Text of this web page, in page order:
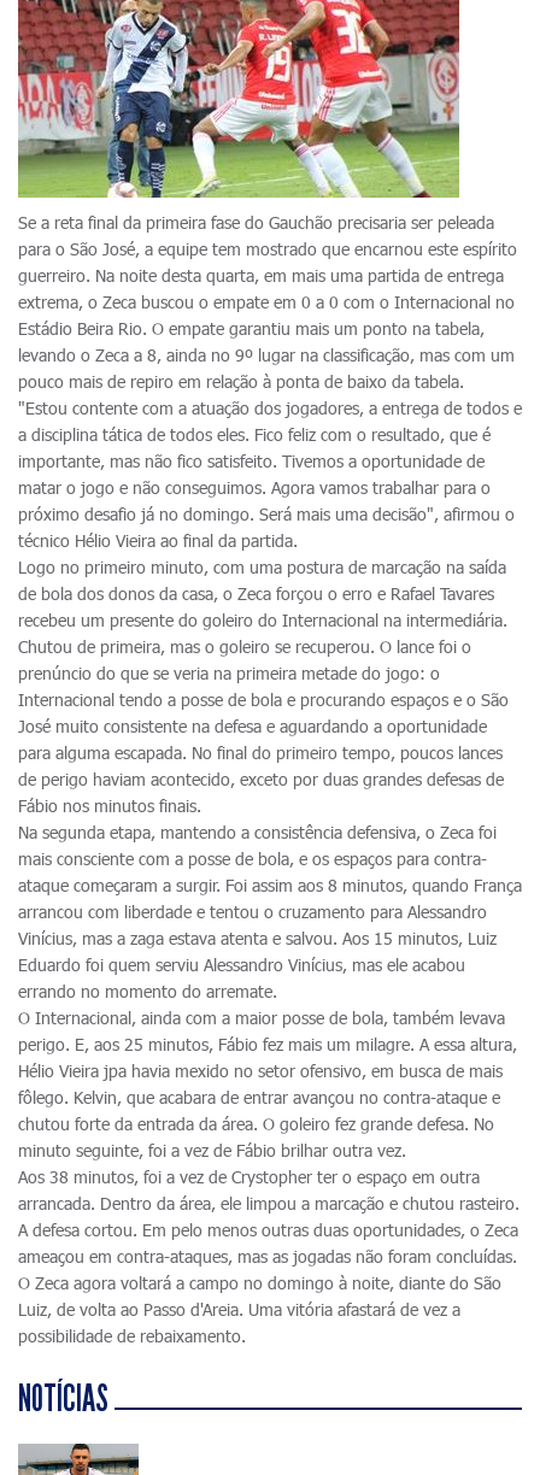
Se a reta final da primeira fase do Gauchão precisaria ser peleada
para o São José, a equipe tem mostrado que encarnou este espírito
guerreiro. Na noite desta quarta, em mais uma partida de entrega
extrema, o Zeca buscou o empate em 0 a 0 com o Internacional no
Estádio Beira Rio. O empate garantiu mais um ponto na tabela,
levando o Zeca a 8, ainda no 9º lugar na classificação, mas com um
pouco mais de repiro em relação à ponta de baixo da tabela.
"Estou contente com a atuação dos jogadores, a entrega de todos e
a disciplina tática de todos eles. Fico feliz com o resultado, que é
importante, mas não fico satisfeito. Tivemos a oportunidade de
matar o jogo e não conseguimos. Agora vamos trabalhar para o
próximo desafio já no domingo. Será mais uma decisão", afirmou o
técnico Hélio Vieira ao final da partida.
Logo no primeiro minuto, com uma postura de marcação na saída
de bola dos donos da casa, o Zeca forçou o erro e Rafael Tavares
recebeu um presente do goleiro do Internacional na intermediária.
Chutou de primeira, mas o goleiro se recuperou. O lance foi o
prenúncio do que se veria na primeira metade do jogo: o
Internacional tendo a posse de bola e procurando espaços e o São
José muito consistente na defesa e aguardando a oportunidade
para alguma escapada. No final do primeiro tempo, poucos lances
de perigo haviam acontecido, exceto por duas grandes defesas de
Fábio nos minutos finais.
Na segunda etapa, mantendo a consistência defensiva, o Zeca foi
mais consciente com a posse de bola, e os espaços para contra-
ataque começaram a surgir. Foi assim aos 8 minutos, quando França
arrancou com liberdade e tentou o cruzamento para Alessandro
Vinícius, mas a zaga estava atenta e salvou. Aos 15 minutos, Luiz
Eduardo foi quem serviu Alessandro Vinícius, mas ele acabou
errando no momento do arremate.
O Internacional, ainda com a maior posse de bola, também levava
perigo. E, aos 25 minutos, Fábio fez mais um milagre. A essa altura,
Hélio Vieira jpa havia mexido no setor ofensivo, em busca de mais
fôlego. Kelvin, que acabara de entrar avançou no contra-ataque e
chutou forte da entrada da área. O goleiro fez grande defesa. No
minuto seguinte, foi a vez de Fábio brilhar outra vez.
Aos 38 minutos, foi a vez de Crystopher ter o espaço em outra
arrancada. Dentro da área, ele limpou a marcação e chutou rasteiro.
A defesa cortou. Em pelo menos outras duas oportunidades, o Zeca
ameaçou em contra-ataques, mas as jogadas não foram concluídas.
O Zeca agora voltará a campo no domingo à noite, diante do São
Luiz, de volta ao Passo d'Areia. Uma vitória afastará de vez a
possibilidade de rebaixamento.
NOTÍCIAS